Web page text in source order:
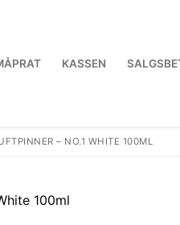
KASSEN
– NO.1 WHITE 100ML